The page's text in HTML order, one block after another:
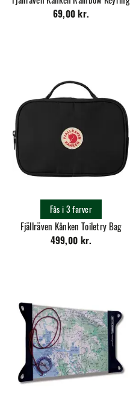
69,00 kr.
Fjällräven Kånken Toiletry Bag
499,00 kr.
Fås i 3 farver